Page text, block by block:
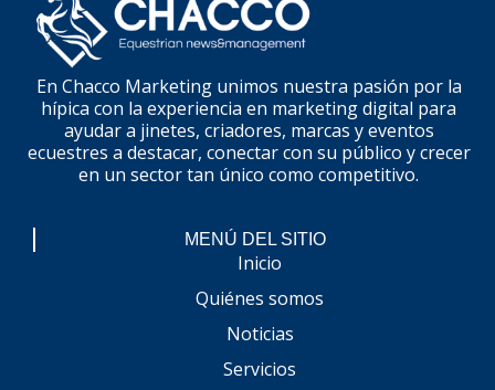
En Chacco Marketing unimos nuestra pasión por la
hípica con la experiencia en marketing digital para
ayudar a jinetes, criadores, marcas y eventos
ecuestres a destacar, conectar con su público y crecer
en un sector tan único como competitivo.
MENÚ DEL SITIO
Inicio
Quiénes somos
Noticias
Servicios